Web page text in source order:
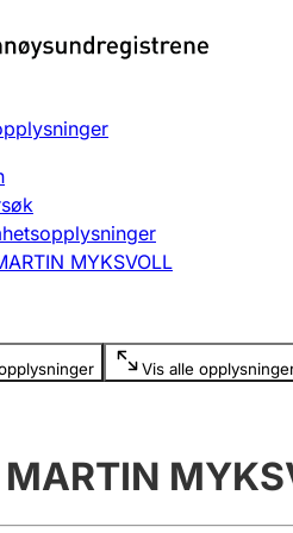
slette
MYKSVOLL
Vis alle
er skjult